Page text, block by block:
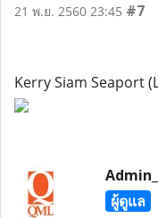
21 พ.ย. 2560 23:45 #7
Kerry Siam Seaport
ผู้ดูแล